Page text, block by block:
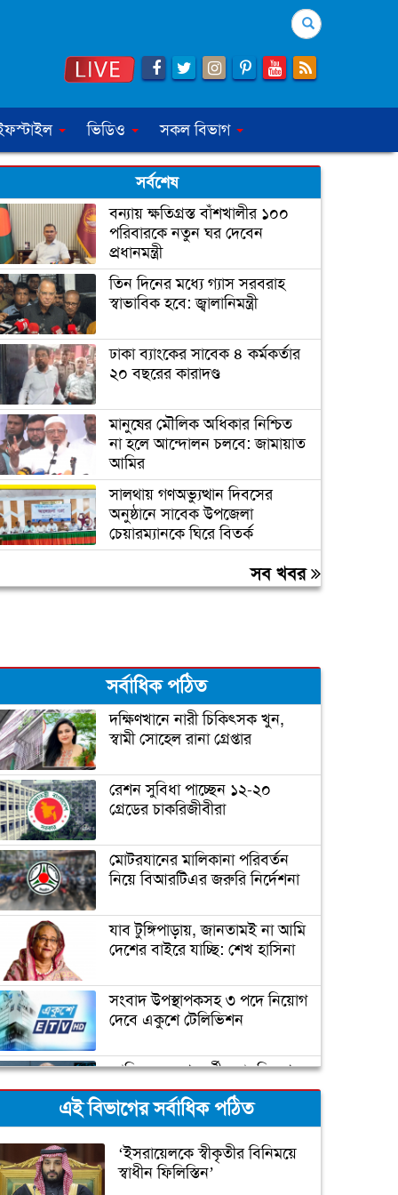
Search
ভিডিও সকল বিভাগ
সর্বশেষ
বন্যায় ক্ষতিগ্রস্ত বাঁশখালীর ১০০
পরিবারকে নতুন ঘর দেবেন
প্রধানমন্ত্রী
তিন দিনের মধ্যে গ্যাস সরবরাহ
স্বাভাবিক হবে: জ্বালানিমন্ত্রী
ঢাকা ব্যাংকের সাবেক ৪ কর্মকর্তার
২০ বছরের কারাদণ্ড
মানুষের মৌলিক অধিকার নিশ্চিত
না হলে আন্দোলন চলবে: জামায়াত
আমির
সালথায় গণঅভ্যুত্থান দিবসের
অনুষ্ঠানে সাবেক উপজেলা
চেয়ারম্যানকে ঘিরে বিতর্ক
সেমিকন্ডাক্টর শিল্পে প্রণোদনা
দেওয়ার পরিকল্পনা সরকারেরসব খবর
সর্বাধিক পঠিত
দক্ষিণখানে নারী চিকিৎসক খুন,
স্বামী সোহেল রানা গ্রেপ্তার
রেশন সুবিধা পাচ্ছেন ১২-২০
গ্রেডের চাকরিজীবীরা
মোটরযানের মালিকানা পরিবর্তন
নিয়ে বিআরটিএর জরুরি নির্দেশনা
যাব টুঙ্গিপাড়ায়, জানতামই না আমি
দেশের বাইরে যাচ্ছি: শেখ হাসিনা
সংবাদ উপস্থাপকসহ ৩ পদে নিয়োগ
দেবে একুশে টেলিভিশন
জাতিসংঘের পরবর্তী মহাসচিব পদে
আলোচনায় ড. ইউনূস
ক্যাম্পাস অ্যাম্বাসেডর নিয়োগ দিচ্ছে
একুশে টেলিভিশন
এই বিভাগের সর্বাধিক পঠিত
‘ইসরায়েলকে স্বীকৃতীর বিনিময়ে
স্বাধীন ফিলিস্তিন’